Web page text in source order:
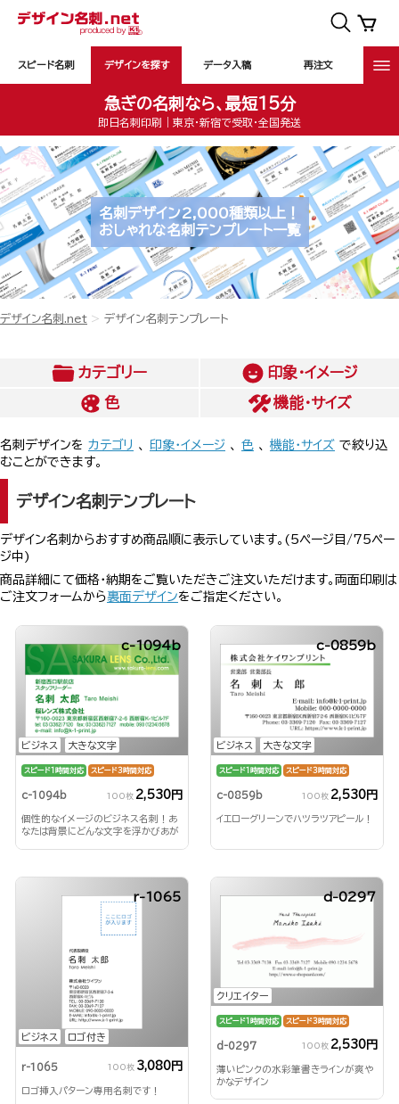
スピード名刺 デザインを探す データ入稿 再注文
急ぎの名刺なら、最短15分
即日名刺印刷｜東京・新宿で受取・全国発送
名刺デザイン2,000種類以上！
おしゃれな名刺テンプレート一覧
デザイン名刺.net デザイン名刺テンプレート
カテゴリー
印象・イメージ
色
機能・サイズ
名刺デザインを カテゴリ 、 印象・イメージ 、 色 、 機能・サイズ で絞り込
むことができます。
デザイン名刺テンプレート
デザイン名刺からおすすめ商品順に表示しています。(5ページ目/75ペー
ジ中)
商品詳細にて価格・納期をご覧いただきご注文いただけます。両面印刷は
ご注文フォームから裏面デザインをご指定ください。
ビジネス 大きな文字
c-1094b
スピード1時間対応 スピード3時間対応
c-1094b 100枚 2,530円
個性的なイメージのビジネス名刺！あ
なたは背景にどんな文字を浮かびあが
ビジネス 大きな文字
c-0859b
スピード1時間対応 スピード3時間対応
c-0859b 100枚 2,530円
イエローグリーンでハツラツアピール！
ビジネス ロゴ付き
r-1065
r-1065 100枚 3,080円
ロゴ挿入パターン専用名刺です！
クリエイター
d-0297
スピード1時間対応 スピード3時間対応
d-0297 100枚 2,530円
薄いピンクの水彩筆書きラインが爽や
かなデザイン